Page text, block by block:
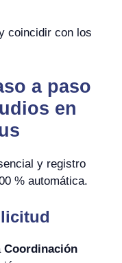
coincidir con los
a paso
en
y registro
% automática.
Coordinación